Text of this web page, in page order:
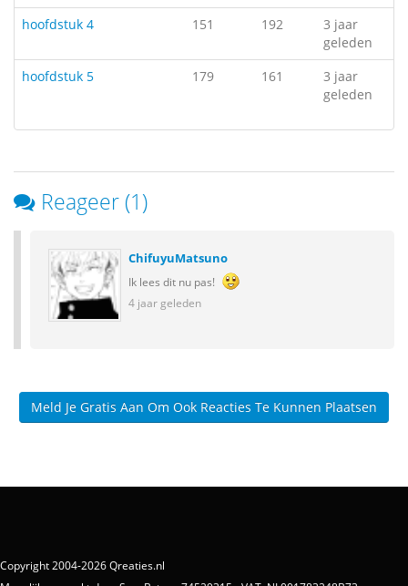
hoofdstuk 4
151 192
3 jaar
geleden
hoofdstuk 5
179 161
3 jaar
geleden
Reageer (1)
ChifuyuMatsuno
Ik lees dit nu pas!
4 jaar geleden
Meld Je Gratis Aan Om Ook Reacties Te Kunnen Plaatsen
Copyright 2004-2026 Qreaties.nl